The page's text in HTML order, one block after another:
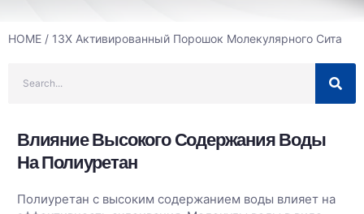
HOME / 13X Активированный Порошок Молекулярного Сита
Влияние Высокого Содержания Воды
На Полиуретан
Полиуретан с высоким содержанием воды влияет на